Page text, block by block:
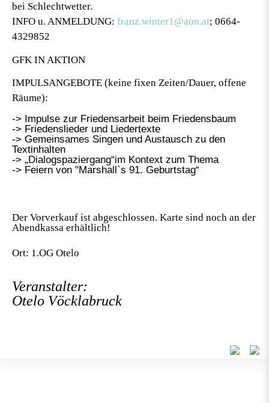
bei Schlechtwetter.
INFO u. ANMELDUNG: franz.winter1@aon.at; 0664-
4329852
GFK IN AKTION
IMPULSANGEBOTE (keine fixen Zeiten/Dauer, offene
Räume):
-> Impulse zur Friedensarbeit beim Friedensbaum
-> Friedenslieder und Liedertexte
-> Gemeinsames Singen und Austausch zu den
Textinhalten
-> „Dialogspaziergang“im Kontext zum Thema
-> Feiern von "Marshall`s 91. Geburtstag“
Der Vorverkauf ist abgeschlossen. Karte sind noch an der
Abendkassa erhältlich!
Ort: 1.OG Otelo
Veranstalter:
Otelo Vöcklabruck